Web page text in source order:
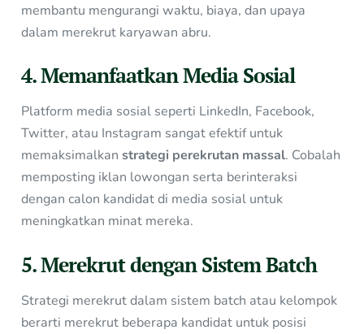
membantu mengurangi waktu, biaya, dan upaya
dalam merekrut karyawan abru.
4. Memanfaatkan Media Sosial
Platform media sosial seperti LinkedIn, Facebook,
Twitter, atau Instagram sangat efektif untuk
memaksimalkanstrategi perekrutan massal. Cobalah
memposting iklan lowongan serta berinteraksi
dengan calon kandidat di media sosial untuk
meningkatkan minat mereka.
5. Merekrut dengan Sistem Batch
Strategi merekrut dalam sistem batch atau kelompok
berarti merekrut beberapa kandidat untuk posisi